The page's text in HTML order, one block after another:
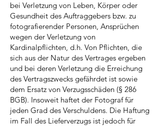
bei Verletzung von Leben, Körper oder
Gesundheit des Auftraggebers bzw. zu
fotografierender Personen, Ansprüchen
wegen der Verletzung von
Kardinalpflichten, d.h. Von Pflichten, die
sich aus der Natur des Vertrages ergeben
und bei deren Verletzung die Erreichung
des Vertragszwecks gefährdet ist sowie
dem Ersatz von Verzugsschäden (§ 286
BGB). Insoweit haftet der Fotograf für
jeden Grad des Verschuldens. Die Haftung
im Fall des Lieferverzugs ist jedoch für